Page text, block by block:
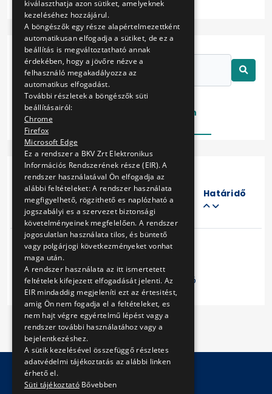
Folyamatban
Cím
Eljárás
száma
Határidő
Előző 1 Következő
kiválaszthatja azon sütiket, amelyeknek
kezeléséhez hozzájárul.
A böngészők egy része alapértelmezettként
automatikusan elfogadja a sütiket, de ez a
beállítás is megváltoztatható annak
érdekében, hogy a jövőre nézve a
felhasználó megakadályozza az
automatikus elfogadást.
További részletek a böngészők süti
beállításairól:
Chrome
Firefox
Microsoft Edge
Ez a rendszer a BKV Zrt Elektronikus
Információs Rendszerének része (EIR). A
rendszer használatával Ön elfogadja az
alábbi feltételeket: A rendszer használata
megfigyelhető, rögzithető es naplózható a
jogszabályi es a szervezet biztonsági
követelményeinek megfelelően. A rendszer
jogosulatlan használata tilos, és büntető
vagy polgárjogi következményeket vonhat
maga után.
A rendszer használata az itt ismertetett
feltételek kifejezett elfogadását jelenti. Az
EIR mindaddig megjeleníti ezt az értesitést,
amig Ön nem fogadja el a feltételeket, es
nem hajt végre egyértelmű lépést vagy a
rendszer további használatához vagy a
bejelentkezéshez.
A sütik kezelésével összefüggő részletes
adatvédelmi tájékoztatás az alábbi linken
érhető el.
Süti tájékoztató Bővebben